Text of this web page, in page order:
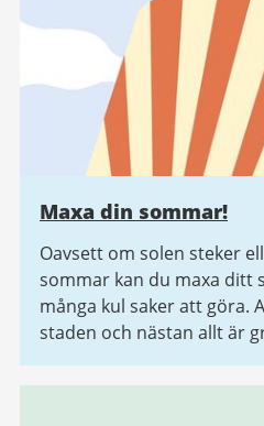
Maxa din sommar!
Oavsett om solen steker
sommar kan du maxa ditt
många kul saker att göra.
staden och nästan allt är